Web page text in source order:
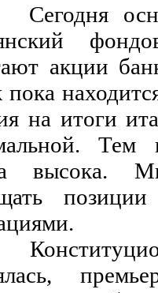
акции
на итоги
Тем
высока.